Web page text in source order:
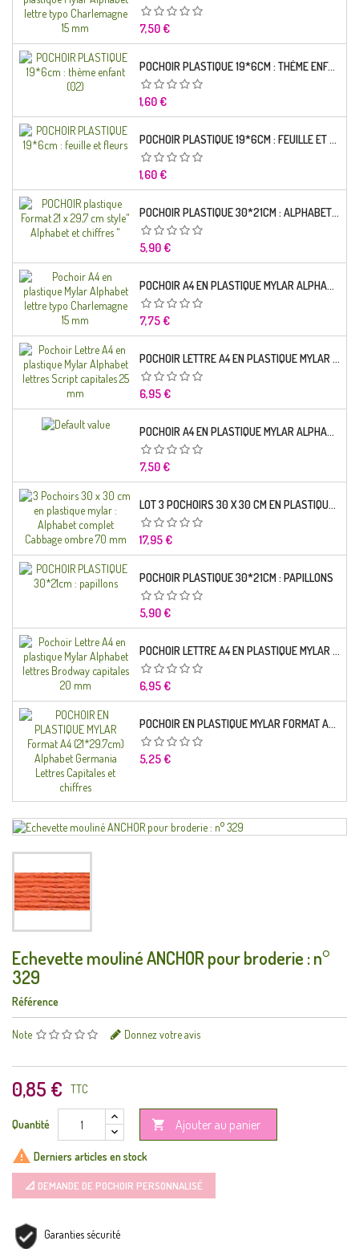
Prix
7,50 €
POCHOIR PLASTIQUE 19*6CM : THÈME ENFANT (02)
Prix
1,60 €
POCHOIR PLASTIQUE 19*6CM : FEUILLE ET FLEURS
Prix
1,60 €
POCHOIR PLASTIQUE 30*21CM : ALPHABET (02)
Prix
5,90 €
POCHOIR A4 EN PLASTIQUE MYLAR ALPHABET LETTRE TYPO RAVIE 30 MM
Prix
7,75 €
POCHOIR LETTRE A4 EN PLASTIQUE MYLAR ALPHABET LETTRES SCRIPT CAPITALES 25 MM
Prix
6,95 €
POCHOIR A4 EN PLASTIQUE MYLAR ALPHABET LETTRE TYPO SCIENCE 35 MM
Prix
7,50 €
LOT 3 POCHOIRS 30 X 30 CM EN PLASTIQUE MYLAR : ALPHABET COMPLET CABBAGE OMBRE 70 MM
Prix
17,95 €
POCHOIR PLASTIQUE 30*21CM : PAPILLONS
Prix
5,90 €
POCHOIR LETTRE A4 EN PLASTIQUE MYLAR ALPHABET LETTRES BRODWAY CAPITALES 20 MM
Prix
6,95 €
POCHOIR EN PLASTIQUE MYLAR FORMAT A4 (21*29.7CM) ALPHABET GERMANICA LETTRES CAPITALES ET CHIFFRES
Prix
5,25 €
Echevette mouliné ANCHOR pour broderie : n°
329
Référence
Note Donnez votre avis
0,85 € TTC
Quantité  Ajouter au panier
 Derniers articles en stock
📐 DEMANDE DE POCHOIR PERSONNALISÉ
Garanties sécurité